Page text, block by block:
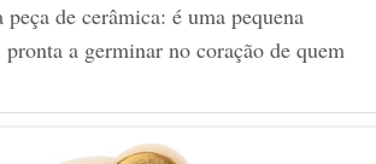
de cerâmica: é uma pequena
pronta a germinar no coração de quem